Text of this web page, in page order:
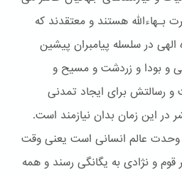
بـهاءالله هستند و معتقدند که
در سلسله پیامبران پیشین
و بودا و زردشت و مسیح و
رسالتش برای ایجاد تمدنی
این زمان بدان نیازمند است.
وحدت عالم انسانی است یعنی وقت
و نژادی به یگانگی رسند و همه